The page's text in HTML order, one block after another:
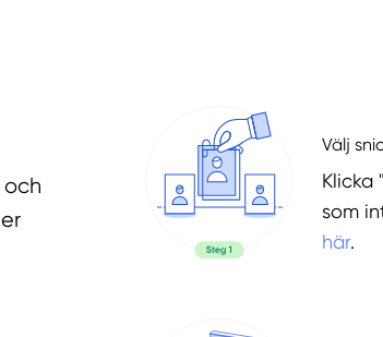
Välj
Klicka
som
här.